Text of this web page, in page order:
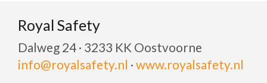
Royal Safety
Dalweg 24 · 3233 KK Oostvoorne
info@royalsafety.nl · www.royalsafety.nl